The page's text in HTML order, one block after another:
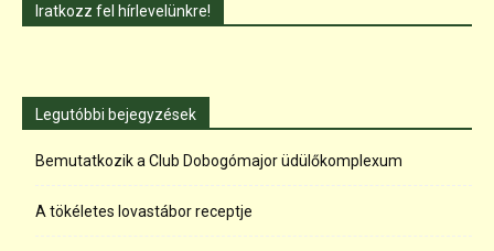
Iratkozz fel hírlevelünkre!
Legutóbbi bejegyzések
Bemutatkozik a Club Dobogómajor üdülőkomplexum
A tökéletes lovastábor receptje